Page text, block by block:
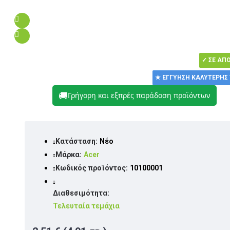
✓ ΣΕ
★ ΕΓΓΎΗΣΗ ΚΑΛΎΤΕΡΗΣ
🚚Γρήγορη και εξπρές παράδοση προϊόντων
Κατάσταση: Νέο
Μάρκα: Acer
Κωδικός προϊόντος: 10100001
Διαθεσιμότητα:
Τελευταία τεμάχια